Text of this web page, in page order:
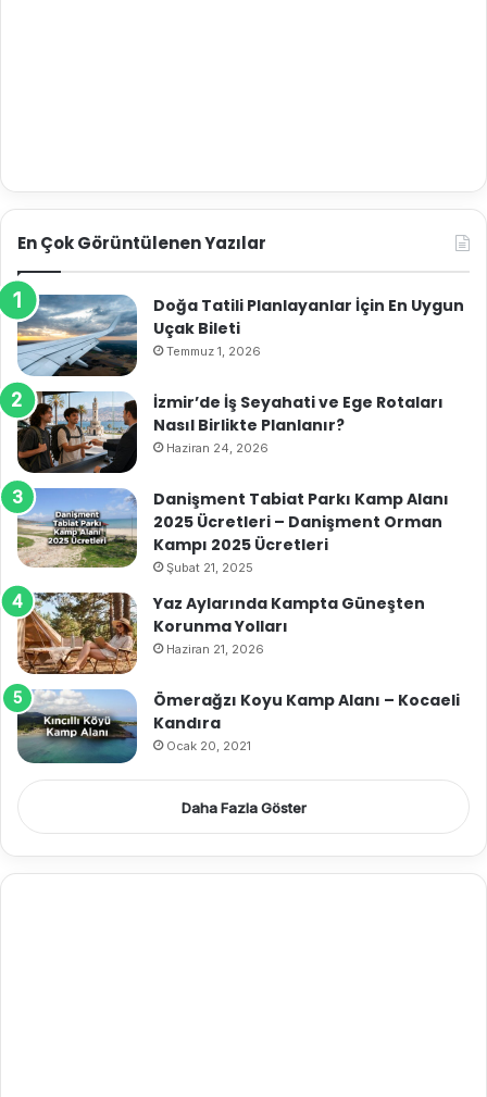
En Çok Görüntülenen Yazılar
Doğa Tatili Planlayanlar İçin En Uygun
Uçak Bileti
Temmuz 1, 2026
İzmir’de İş Seyahati ve Ege Rotaları
Nasıl Birlikte Planlanır?
Haziran 24, 2026
Danişment Tabiat Parkı Kamp Alanı
2025 Ücretleri – Danişment Orman
Kampı 2025 Ücretleri
Şubat 21, 2025
Yaz Aylarında Kampta Güneşten
Korunma Yolları
Haziran 21, 2026
Ömerağzı Koyu Kamp Alanı – Kocaeli
Kandıra
Ocak 20, 2021
Daha Fazla Göster